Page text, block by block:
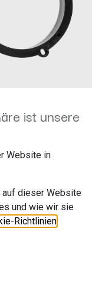
C-
ist unsere
Website in
auf dieser Website
und wie wir sie
Richtlinien